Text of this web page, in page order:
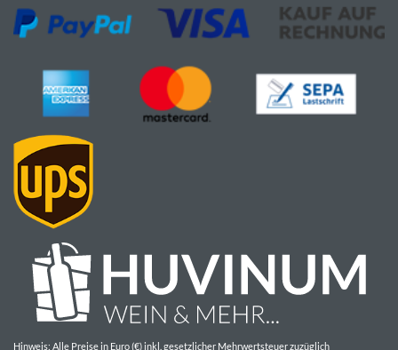
Hinweis: Alle Preise in Euro (€) inkl. gesetzlicher Mehrwertsteuer zuzüglich